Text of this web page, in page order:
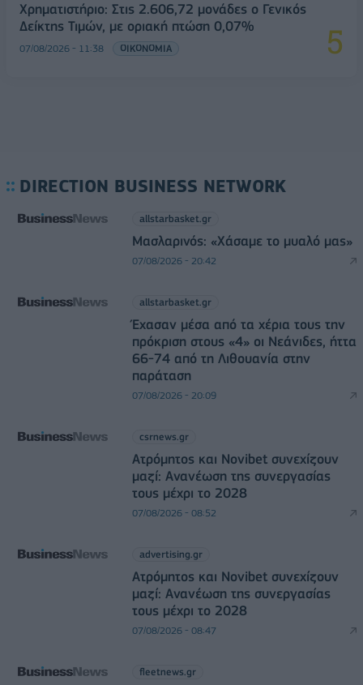
Χρηματιστήριο: Στις 2.606,72 μονάδες ο Γενικός
Δείκτης Τιμών, με οριακή πτώση 0,07%
07/08/2026 - 11:38 ΟΙΚΟΝΟΜΙΑ
DIRECTION BUSINESS NETWORK
allstarbasket.gr
Μασλαρινός: «Χάσαμε το μυαλό μας»
07/08/2026 - 20:42
allstarbasket.gr
Έχασαν μέσα από τα χέρια τους την
πρόκριση στους «4» οι Νεάνιδες, ήττα
66-74 από τη Λιθουανία στην
παράταση
07/08/2026 - 20:09
csrnews.gr
Ατρόμητος και Novibet συνεχίζουν
μαζί: Ανανέωση της συνεργασίας
τους μέχρι το 2028
07/08/2026 - 08:52
advertising.gr
Ατρόμητος και Novibet συνεχίζουν
μαζί: Ανανέωση της συνεργασίας
τους μέχρι το 2028
07/08/2026 - 08:47
fleetnews.gr